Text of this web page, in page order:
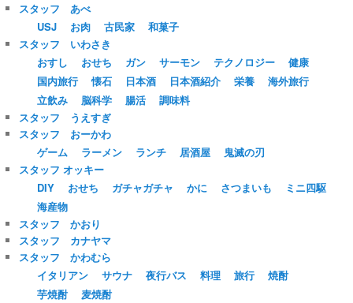
スタッフ あべ
USJ
お肉 古民家
和菓子
スタッフ いわさき
おすし
おせち ガン サーモン テクノロジー
健康
国内旅行
懐石 日本酒 日本酒紹介 栄養
海外旅行
立飲み
脳科学 腸活
調味料
スタッフ うえすぎ
スタッフ おーかわ
ゲーム
ラーメン ランチ 居酒屋
鬼滅の刃
スタッフ オッキー
DIY
おせち ガチャガチャ かに さつまいも
ミニ四駆
海産物
スタッフ かおり
スタッフ カナヤマ
スタッフ かわむら
イタリアン
サウナ 夜行バス 料理 旅行
焼酎
芋焼酎
麦焼酎